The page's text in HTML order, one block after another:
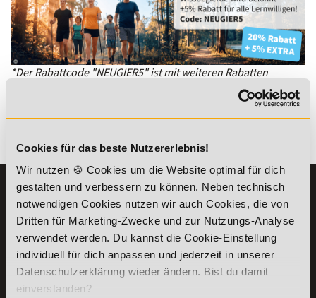
Cookies für das beste Nutzererlebnis!
Wir nutzen 🍪 Cookies um die Website optimal für dich
gestalten und verbessern zu können. Neben technisch
notwendigen Cookies nutzen wir auch Cookies, die von
Dritten für Marketing-Zwecke und zur Nutzungs-Analyse
verwendet werden. Du kannst die Cookie-Einstellung
individuell für dich anpassen und jederzeit in unserer
Datenschutzerklärung wieder ändern. Bist du damit
einverstanden?
*Der Rabattcode "NEUGIER5" ist mit weiteren Rabatten
KONTAKT
07191-22987-0
WhatsApp:
+49 (0) 7191 9513201
Academy of Sports GmbH
INFORMATIONEN
Die Academy
Lehr- und
PreisFAIRsprechen
Online Campus